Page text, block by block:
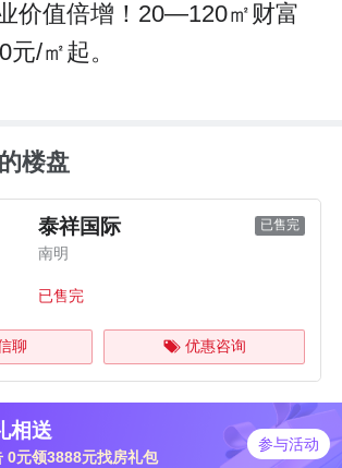
价值倍增！20—120㎡财富
/㎡起。
楼盘
泰祥国际 已售完
南明
已售完
聊 优惠咨询
相送
0元领3888元找房礼包
参与活动